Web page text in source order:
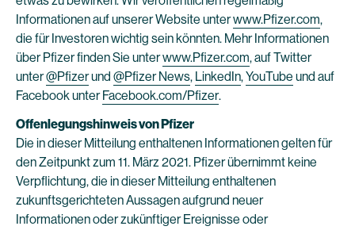
Informationen auf unserer Website unterwww.Pfizer.com,
die für Investoren wichtig sein könnten. Mehr Informationen
über Pfizer finden Sie unterwww.Pfizer.com, auf Twitter
unter@Pfizerund @Pfizer News, LinkedIn,YouTube und auf
Facebook unterFacebook.com/Pfizer.
Offenlegungshinweis von Pfizer
Die in dieser Mitteilung enthaltenen Informationen gelten für
den Zeitpunkt zum 11. März 2021. Pfizer übernimmt keine
Verpflichtung, die in dieser Mitteilung enthaltenen
zukunftsgerichteten Aussagen aufgrund neuer
Informationen oder zukünftiger Ereignisse oder